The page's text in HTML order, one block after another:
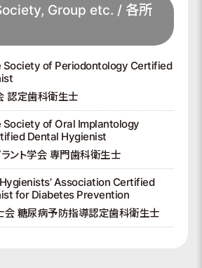
Group etc. / 各所
Society of Periodontology Certified
Society of Oral Implantology
Dental Hygienist
Association Certified
for Diabetes Prevention
認定歯科衛生士
ント学会 専門歯科衛生士
会 糖尿病予防指導認定歯科衛生士